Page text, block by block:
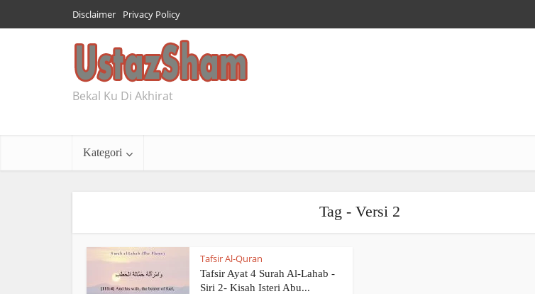
Disclaimer Privacy Policy
Bekal Ku Di Akhirat
Kategori
Tag - Versi 2
Tafsir Al-Quran
Tafsir Ayat 4 Surah Al-Lahab -
Siri 2- Kisah Isteri Abu...